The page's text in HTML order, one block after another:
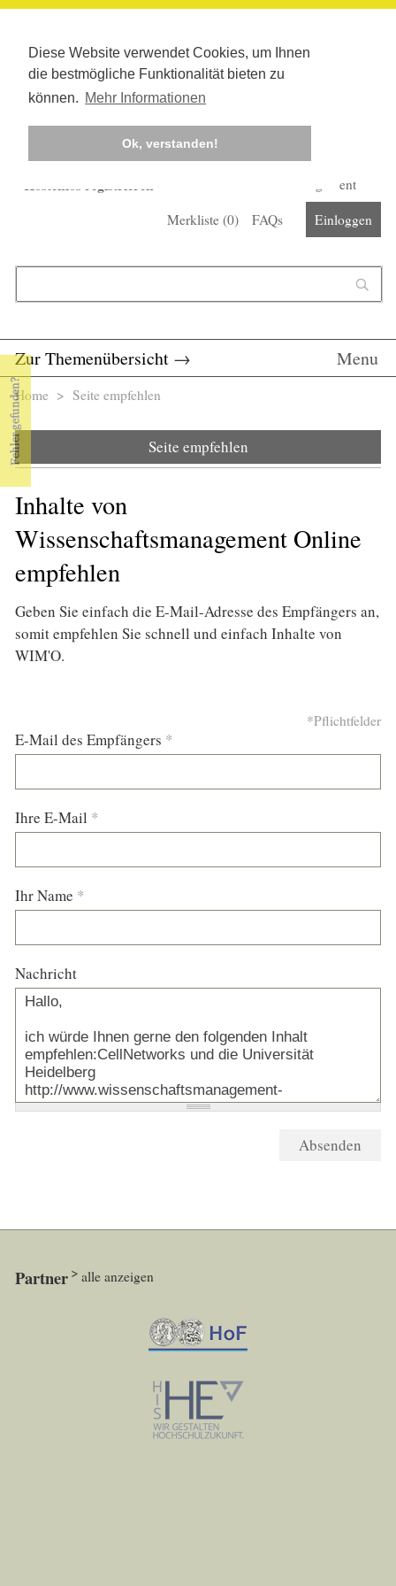
Diese Website verwendet Cookies, um Ihnen
die bestmögliche Funktionalität bieten zu
können. Mehr Informationen
Ok, verstanden!
Kostenlos registrieren
Corona-Management
Merkliste (0) FAQs Einloggen
Zur Themenübersicht → Menu
Sie sind hier
Home > Seite empfehlen
Seite empfehlen
Inhalte von
Wissenschaftsmanagement Online
empfehlen
Geben Sie einfach die E-Mail-Adresse des Empfängers an,
somit empfehlen Sie schnell und einfach Inhalte von
WIM'O.
*Pflichtfelder
E-Mail des Empfängers *
Ihre E-Mail *
Ihr Name *
Nachricht
Partner alle anzeigen